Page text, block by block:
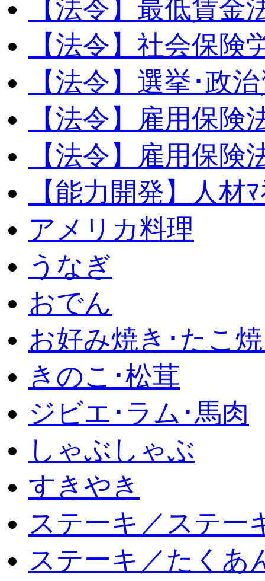
【法令】最低賃金
【法令】社会保険
【法令】選挙･政
【法令】雇用保険
【法令】雇用保険
【能力開発】人材
アメリカ料理
うなぎ
おでん
お好み焼き･たこ
きのこ･松茸
ジビエ･ラム･馬肉
しゃぶしゃぶ
すきやき
ステーキ／ステー
ステーキ／たくあ